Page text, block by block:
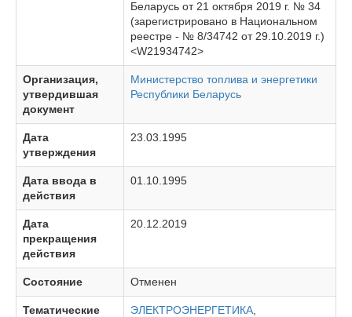
Беларусь от 21 октября 2019 г. № 34
(зарегистрировано в Национальном
реестре - № 8/34742 от 29.10.2019 г.)
<W21934742>
Организация,
утвердившая
документ
Министерство топлива и энергетики
Республики Беларусь
Дата
утверждения
23.03.1995
Дата ввода в
действия
01.10.1995
Дата
прекращения
действия
20.12.2019
Состояние Отменен
Тематические
ЭЛЕКТРОЭНЕРГЕТИКА,